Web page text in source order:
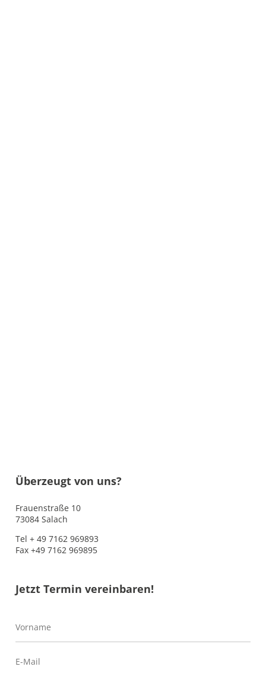
Überzeugt von uns?
Frauenstraße 10
73084 Salach
Tel + 49 7162 969893
Fax +49 7162 969895
Jetzt Termin vereinbaren!